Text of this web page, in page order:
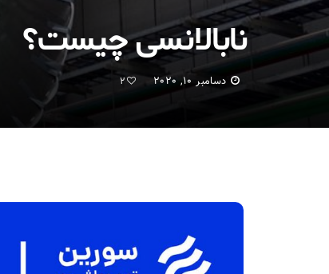
نابالانسی چیست؟
دسامبر 10, 2020 2